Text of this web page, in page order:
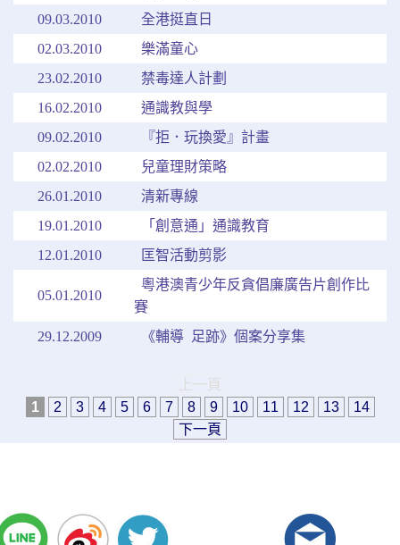
09.03.2010
全港挺直日
02.03.2010
樂滿童心
23.02.2010
禁毒達人計劃
16.02.2010
通識教與學
09.02.2010
『拒．玩換愛』計畫
02.02.2010
兒童理財策略
26.01.2010
清新專線
19.01.2010
「創意通」通識教育
12.01.2010
匡智活動剪影
05.01.2010
粵港澳青少年反貪倡廉廣告片創作比
賽
29.12.2009
《輔導  足跡》個案分享集
上一頁
1
2 3 4 5 6 7 8 9 10 11 12 13
14
下一頁